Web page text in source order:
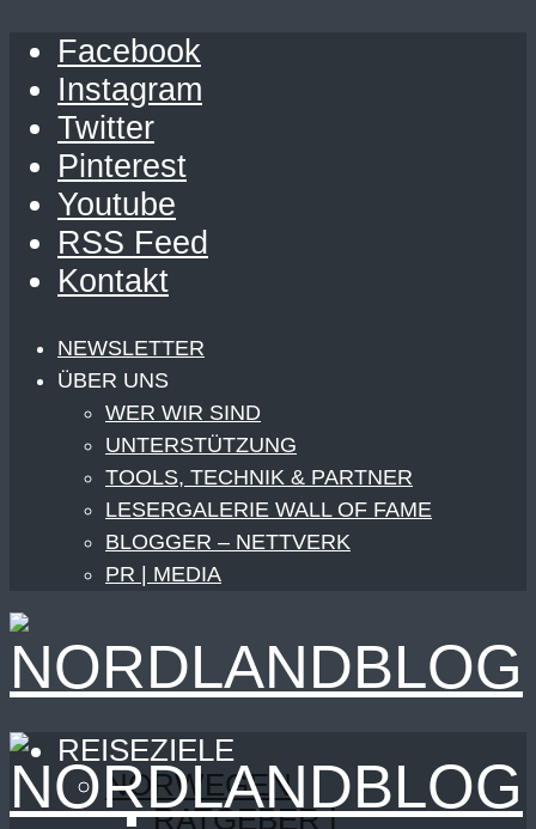
Facebook
Instagram
Twitter
Pinterest
Youtube
RSS Feed
Kontakt
NEWSLETTER
ÜBER UNS
WER WIR SIND
UNTERSTÜTZUNG
TOOLS, TECHNIK & PARTNER
LESERGALERIE WALL OF FAME
BLOGGER – NETTVERK
PR | MEDIA
REISEZIELE
NORWEGEN
RATGEBER |